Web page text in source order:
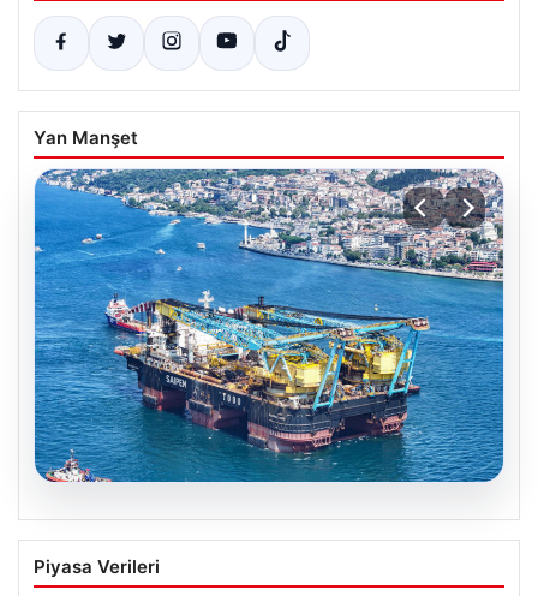
Yan Manşet
İstanbul Boğazı’ndan bir dev geçti.
Köprülerin altından geçebilmek için
Piyasa Verileri